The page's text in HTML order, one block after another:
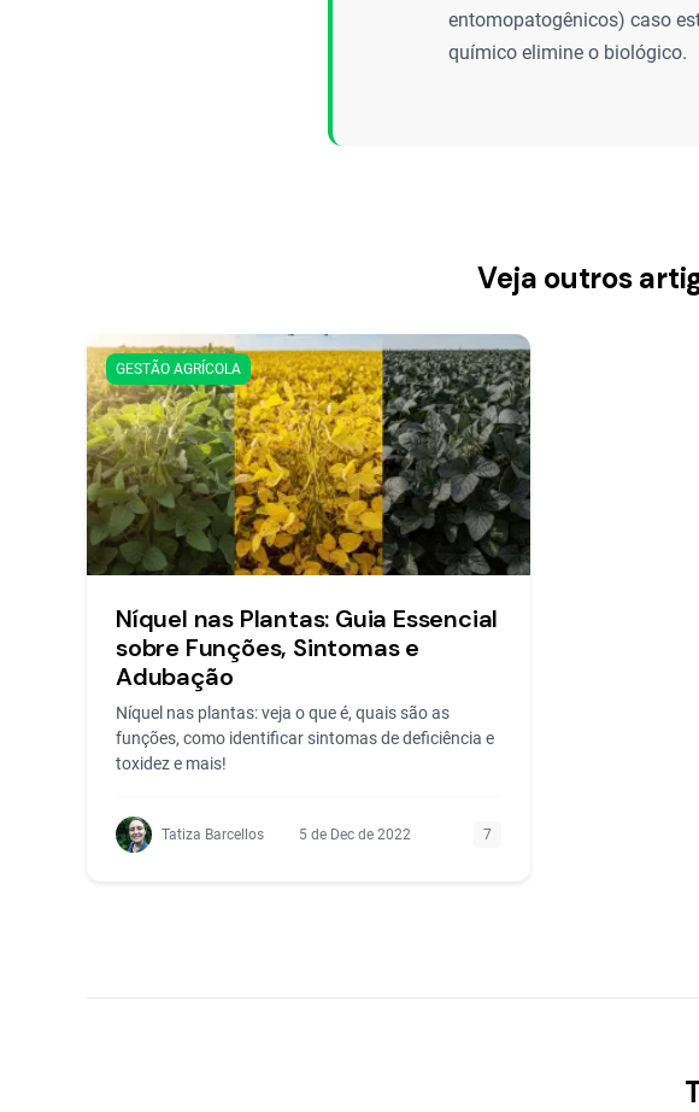
entomopatogênicos) caso
químico elimine o biológico.
Veja outros
GESTÃO AGRÍCOLA
Níquel nas Plantas: Guia Essencial
sobre Funções, Sintomas e
Adubação
Níquel nas plantas: veja o que é, quais são as
funções, como identificar sintomas de deficiência e
toxidez e mais!
Tatiza Barcellos 5 de Dec de 2022 7